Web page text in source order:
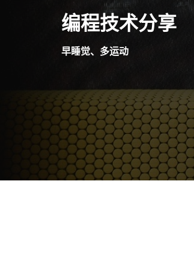
编程技术分享
早睡觉、多运动